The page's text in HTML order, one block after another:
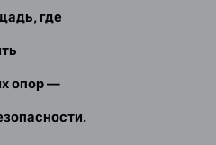
где
опор —